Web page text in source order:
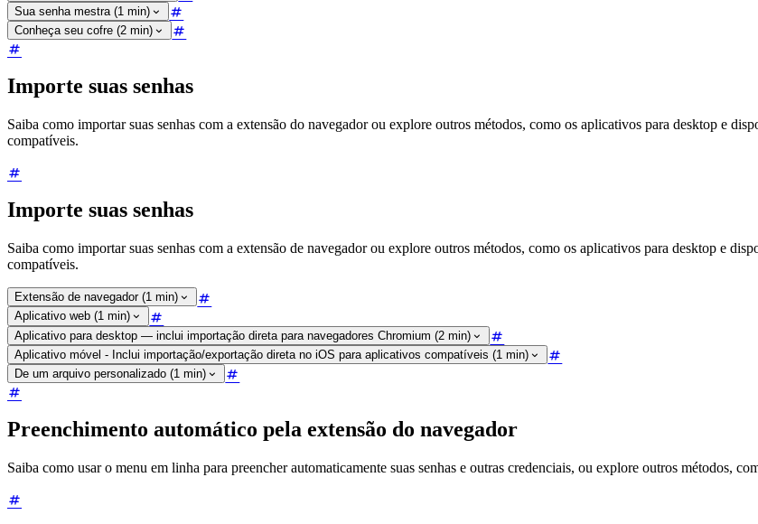
Sua senha mestra (1 min)
Conheça seu cofre (2 min)
Importe suas senhas
Saiba como importar suas senhas com a extensão do navegador ou explore outros métodos, como os aplicativos para desktop e
compatíveis.
Importe suas senhas
Saiba como importar suas senhas com a extensão de navegador ou explore outros métodos, como os aplicativos para desktop e
compatíveis.
Extensão de navegador (1 min)
Aplicativo web (1 min)
Aplicativo para desktop — inclui importação direta para navegadores Chromium (2 min)
Aplicativo móvel - Inclui importação/exportação direta no iOS para aplicativos compatíveis (1 min)
De um arquivo personalizado (1 min)
Preenchimento automático pela extensão do navegador
Saiba como usar o menu em linha para preencher automaticamente suas senhas e outras credenciais, ou explore outros métodos,